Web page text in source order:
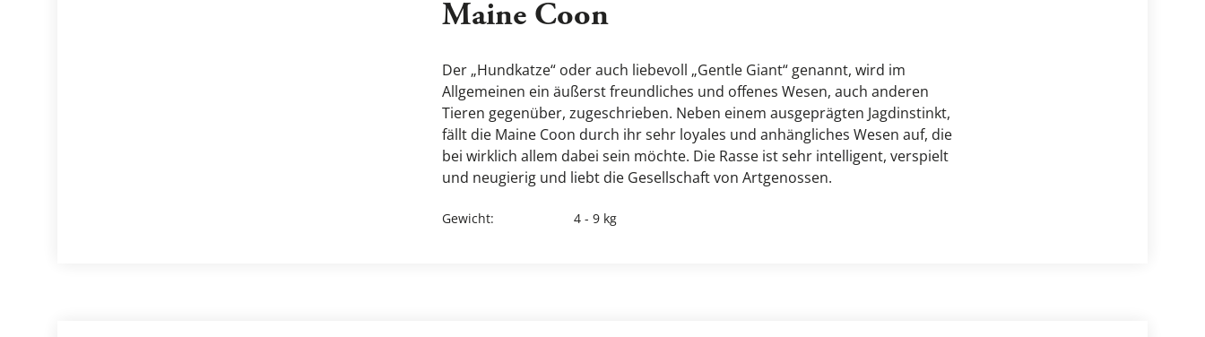
Maine Coon
Der „Hundkatze“ oder auch liebevoll „Gentle Giant“ genannt, wird im
Allgemeinen ein äußerst freundliches und offenes Wesen, auch anderen
Tieren gegenüber, zugeschrieben. Neben einem ausgeprägten Jagdinstinkt,
fällt die Maine Coon durch ihr sehr loyales und anhängliches Wesen auf, die
bei wirklich allem dabei sein möchte. Die Rasse ist sehr intelligent, verspielt
und neugierig und liebt die Gesellschaft von Artgenossen.
Gewicht: 4 - 9 kg